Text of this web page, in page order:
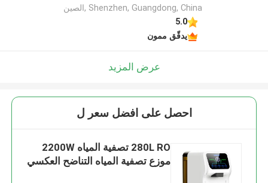
Shenzhen, Guangdong, China ,الصين
5.0
يدقّق ممون
عرض المزيد
احصل على افضل سعر ل
280L RO تصفية المياه 2200W
موزع تصفية المياه التناضح العكسي